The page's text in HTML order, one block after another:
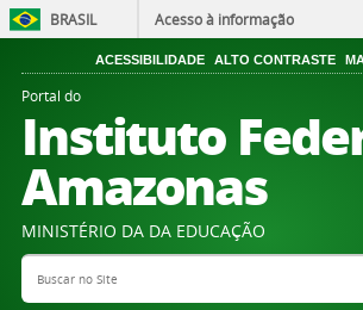
BRASIL Acesso à informação
ACESSIBILIDADE ALTO CONTRASTE
Portal do
Instituto
Amazonas
MINISTÉRIO DA DA EDUCAÇÃO
Search Site